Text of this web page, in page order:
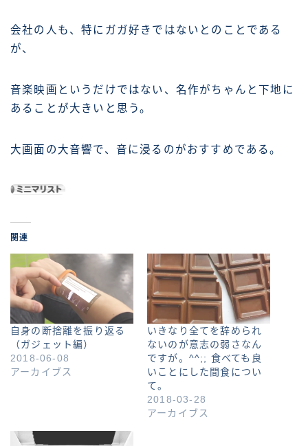
会社の人も、特にガガ好きではないとのことである
が、
音楽映画というだけではない、名作がちゃんと下地に
あることが大きいと思う。
大画面の大音響で、音に浸るのがおすすめである。
関連
自身の断捨離を振り返る
（ガジェット編）
2018-06-08
アーカイブス
いきなり全てを辞められ
ないのが意志の弱さなん
ですが。^^;; 食べても良
いことにした間食につい
て。
2018-03-28
アーカイブス